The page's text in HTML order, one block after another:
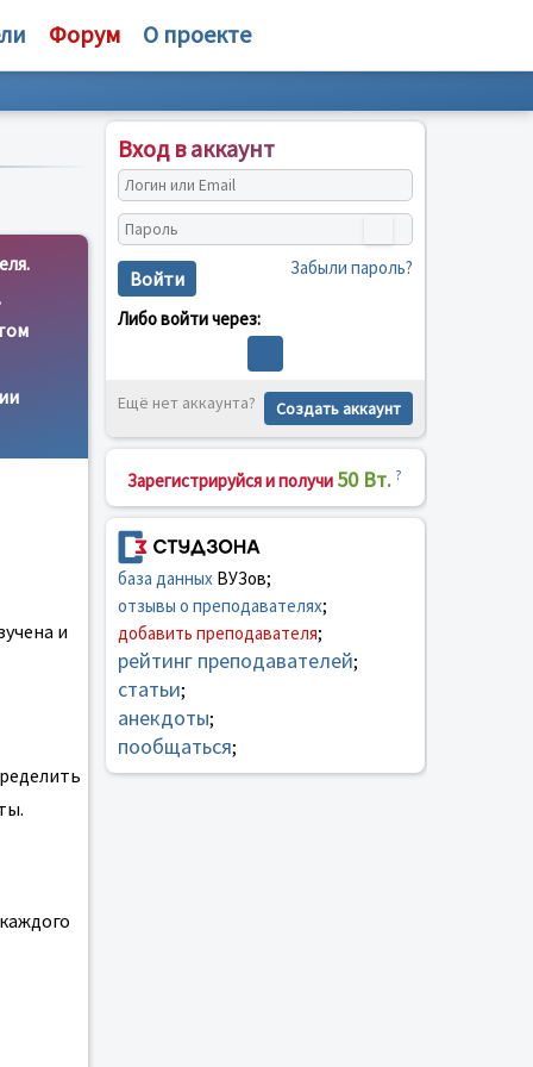
Форум О проекте
и
Вход в аккаунт
Войти Забыли пароль?
Либо войти через:
Ещё нет аккаунта? Создать аккаунт
Зарегистрируйся и получи 50 Вт. ?
база данныхВУЗов;
отзывы о преподавателях;
добавить преподавателя;
рейтинг преподавателей;
статьи;
анекдоты;
пообщаться;